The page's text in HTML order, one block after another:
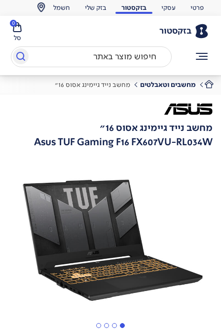
פרטי עסקי בזקסטור בזק שלי חשמל
בזקסטור
סל
0
מחשבים וטאבלטים מחשב נייד גיימינג אסוס 16"
מחשב נייד גיימינג אסוס 16"
Asus TUF Gaming F16 FX607VU-RL034W